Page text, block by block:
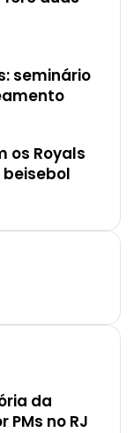
seminário
os Royals
da
no RJ